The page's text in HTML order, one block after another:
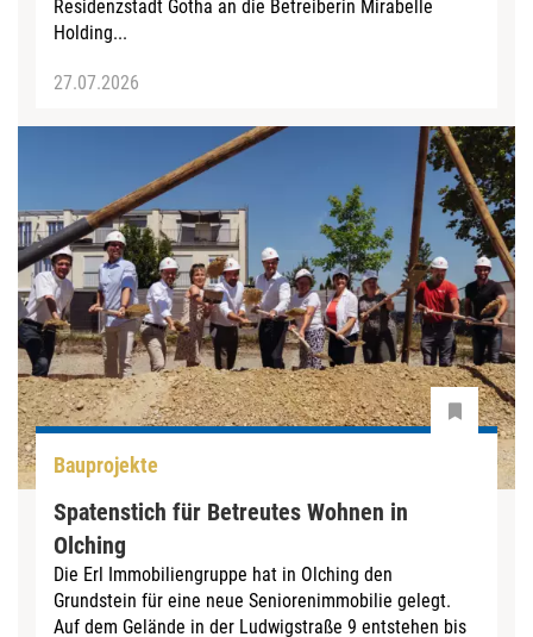
Residenzstadt Gotha an die Betreiberin Mirabelle
Holding...
27.07.2026
Bauprojekte
Spatenstich für Betreutes Wohnen in
Olching
Die Erl Immobiliengruppe hat in Olching den
Grundstein für eine neue Seniorenimmobilie gelegt.
Auf dem Gelände in der Ludwigstraße 9 entstehen bis